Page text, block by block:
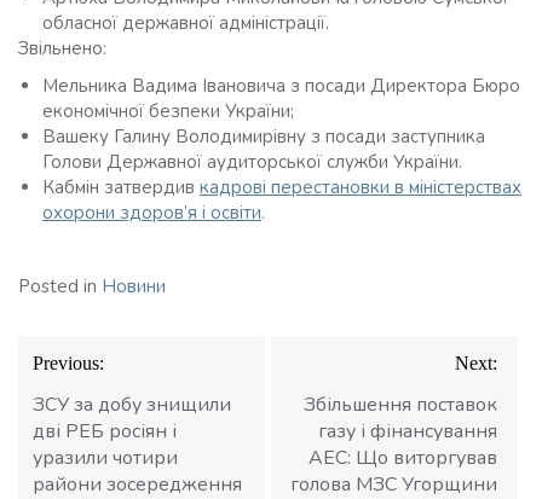
обласної державної адміністрації.
Звільнено:
Мельника Вадима Івановича з посади Директора Бюро
економічної безпеки України;
Вашеку Галину Володимирівну з посади заступника
Голови Державної аудиторської служби України.
Кабмін затвердив кадрові перестановки в міністерствах
охорони здоров’я і освіти.
Posted in Новини
Навігація
записів
Previous:
ЗСУ за добу знищили
дві РЕБ росіян і
уразили чотири
райони зосередження
Next:
Збільшення поставок
газу і фінансування
АЕС: Що виторгував
голова МЗС Угорщини